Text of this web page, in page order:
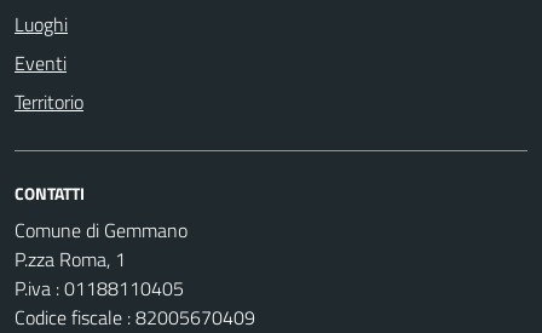
Luoghi
Eventi
Territorio
CONTATTI
Comune di Gemmano
P.zza Roma, 1
P.iva : 01188110405
Codice fiscale : 82005670409